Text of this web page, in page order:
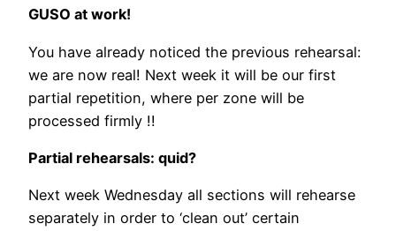
GUSO at work!
You have already noticed the previous rehearsal:
we are now real! Next week it will be our first
partial repetition, where per zone will be
processed firmly !!
Partial rehearsals: quid?
Next week Wednesday all sections will rehearse
separately in order to ‘clean out’ certain